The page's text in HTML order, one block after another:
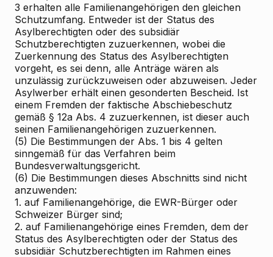
3 erhalten alle Familienangehörigen den gleichen
Schutzumfang. Entweder ist der Status des
Asylberechtigten oder des subsidiär
Schutzberechtigten zuzuerkennen, wobei die
Zuerkennung des Status des Asylberechtigten
vorgeht, es sei denn, alle Anträge wären als
unzulässig zurückzuweisen oder abzuweisen. Jeder
Asylwerber erhält einen gesonderten Bescheid. Ist
einem Fremden der faktische Abschiebeschutz
gemäß § 12a Abs. 4 zuzuerkennen, ist dieser auch
seinen Familienangehörigen zuzuerkennen.
(5) Die Bestimmungen der Abs. 1 bis 4 gelten
sinngemäß für das Verfahren beim
Bundesverwaltungsgericht.
(6) Die Bestimmungen dieses Abschnitts sind nicht
anzuwenden:
1. auf Familienangehörige, die EWR-Bürger oder
Schweizer Bürger sind;
2. auf Familienangehörige eines Fremden, dem der
Status des Asylberechtigten oder der Status des
subsidiär Schutzberechtigten im Rahmen eines